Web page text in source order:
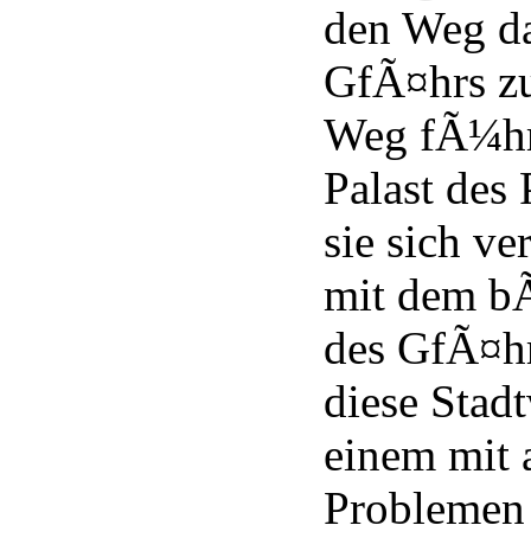
den Weg
GfÃ¤hrs
Weg
Palast des
sie sich
mit dem
des
diese
einem mit